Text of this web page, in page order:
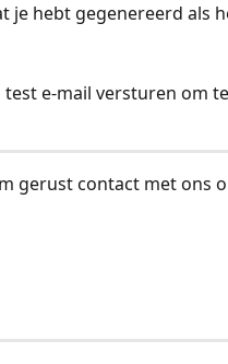
je hebt gegenereerd als
e-mail versturen om
gerust contact met ons